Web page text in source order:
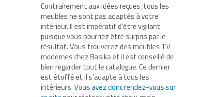
Contrairement aux idées reçues, tous les
meubles ne sont pas adaptés à votre
intérieur. Il est impératif d’être vigilant
puisque vous pourriez être surpris par le
résultat. Vous trouverez des meubles TV
modernes chez Basika et il est conseillé de
bien regarder tout le catalogue. Ce dernier
est étoffé et il s’adapte à tous les
intérieurs.Vous avez donc rendez-vous sur